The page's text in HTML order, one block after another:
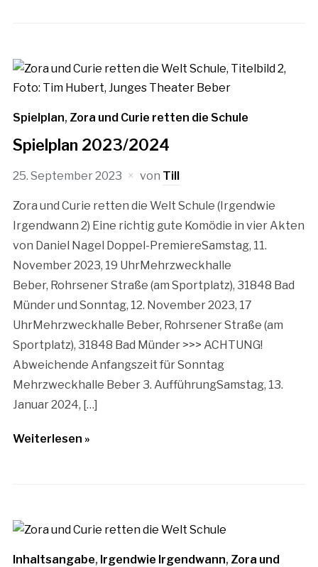
Spielplan, Zora und Curie retten die Schule
Spielplan 2023/2024
25. September 2023 von Till
Zora und Curie retten die Welt Schule (Irgendwie
Irgendwann 2) Eine richtig gute Komödie in vier Akten
von Daniel Nagel Doppel-PremiereSamstag, 11.
November 2023, 19 UhrMehrzweckhalle
Beber, Rohrsener Straße (am Sportplatz), 31848 Bad
Münder und Sonntag, 12. November 2023, 17
UhrMehrzweckhalle Beber, Rohrsener Straße (am
Sportplatz), 31848 Bad Münder >>> ACHTUNG!
Abweichende Anfangszeit für Sonntag
Mehrzweckhalle Beber 3. AufführungSamstag, 13.
Januar 2024, […]
Weiterlesen »
Inhaltsangabe, Irgendwie Irgendwann, Zora und